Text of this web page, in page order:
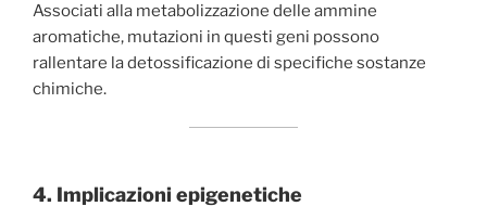
Associati alla metabolizzazione delle ammine
aromatiche, mutazioni in questi geni possono
rallentare la detossificazione di specifiche sostanze
chimiche.
4. Implicazioni epigenetiche